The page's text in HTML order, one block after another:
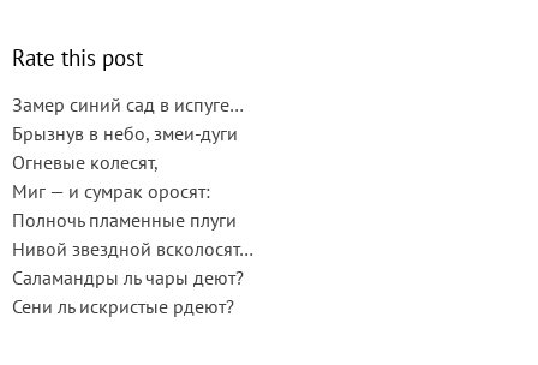
Rate this post
Замер синий сад в испуге…
Брызнув в небо, змеи-дуги
Огневые колесят,
Миг — и сумрак оросят:
Полночь пламенные плуги
Нивой звездной всколосят…
Саламандры ль чары деют?
Сени ль искристые рдеют?